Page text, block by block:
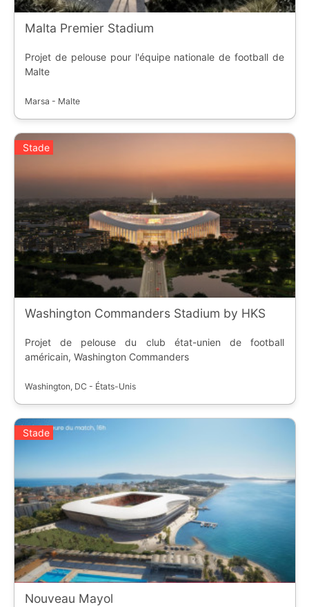
Malta Premier Stadium
Projet de pelouse pour l'équipe nationale de football de
Malte
Marsa - Malte
Stade
Washington Commanders Stadium by HKS
Projet de pelouse du club état-unien de football
américain, Washington Commanders
Washington, DC - États-Unis
Stade
Nouveau Mayol